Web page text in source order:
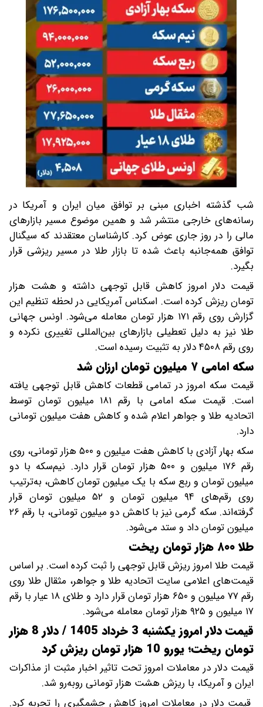
شب گذشته اخباری مبنی بر توافق میان ایران و آمریکا در
رسانه‌های خارجی منتشر شد و همین موضوع مسیر بازارهای
مالی را در روز جاری عوض کرد. کارشناسان معتقدند که سیگنال
توافق همه‌جانبه باعث شده تا بازار طلا در مسیر ریزشی قرار
بگیرد.
قیمت دلار امروز کاهش قابل توجهی داشته و هشت هزار
تومان ریزش کرده است. اسکناس آمریکایی در لحظه تنظیم این
گزارش روی رقم ۱۷۱ هزار تومان معامله می‌شود. اونس جهانی
طلا نیز به دلیل تعطیلی بازارهای بین‌المللی تغییری نکرده و
روی رقم ۴۵۰۸ دلار به تثبیت رسیده است.
سکه امامی ۷ میلیون تومان ارزان شد
قیمت سکه امروز در تمامی قطعات کاهش قابل توجهی یافته
است. قیمت سکه امامی با رقم ۱۸۱ میلیون تومان توسط
اتحادیه طلا و جواهر اعلام شده و کاهش هفت میلیون تومانی
دارد.
سکه بهار آزادی با کاهش هفت میلیون و ۵۰۰ هزار تومانی، روی
رقم ۱۷۶ میلیون و ۵۰۰ هزار تومان قرار دارد. نیم‌سکه با دو
میلیون تومان و ربع سکه با یک میلیون تومان کاهش، به‌ترتیب
روی رقم‌های ۹۴ میلیون تومان و ۵۲ میلیون تومان قرار
گرفته‌اند. سکه گرمی نیز با کاهش دو میلیون تومانی، با رقم ۲۶
میلیون تومان داد و ستد می‌شود.
طلا ۸۰۰ هزار تومان ریخت
قیمت طلا امروز ریزش قابل توجهی را ثبت کرده است. بر اساس
قیمت‌های اعلامی سایت اتحادیه طلا و جواهر، مثقال طلا روی
رقم ۷۷ میلیون و ۶۵۰ هزار تومان قرار دارد و طلای ۱۸ عیار با رقم
۱۷ میلیون و ۹۲۵ هزار تومان معامله می‌شود.
قیمت دلار امروز یکشنبه 3 خرداد 1405 / دلار 8 هزار
تومان ریخت؛ یورو 10 هزار تومان ریزش کرد
قیمت دلار در معاملات امروز تحت تاثیر اخبار مثبت از مذاکرات
ایران و آمریکا، با ریزش هشت هزار تومانی روبه‌رو شد.
قیمت دلار در معاملات امروز کاهش چشمگیری را تجربه کرد.